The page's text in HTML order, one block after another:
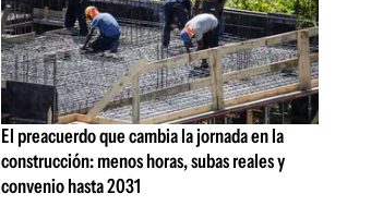
El preacuerdo que cambia la jornada en la
construcción: menos horas, subas reales y
convenio hasta 2031